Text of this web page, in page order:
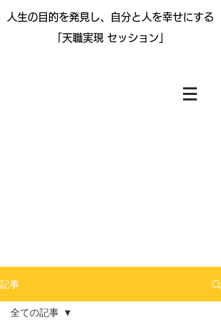
人生の目的を発見し、自分と人を幸せにする
「天職実現 セッション」
記事
全ての記事